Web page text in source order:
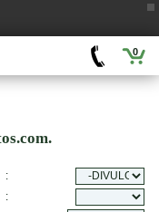
0
:
: